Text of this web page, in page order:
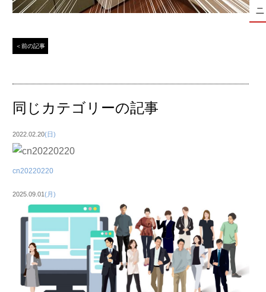
＜前の記事
同じカテゴリーの記事
2022.02.20(日)
cn20220220
2025.09.01 (月)